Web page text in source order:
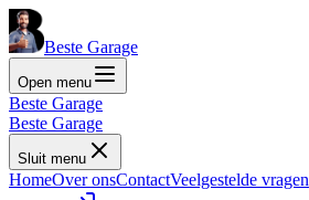
Beste Garage
Open menu
Beste Garage
Beste Garage
Sluit menu
HomeOver onsContactVeelgestelde vragen